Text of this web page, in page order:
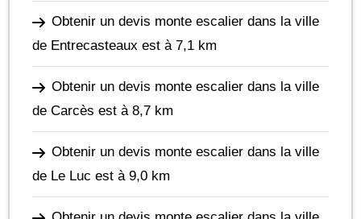
Obtenir un devis monte escalier dans la ville
de Entrecasteaux est à 7,1 km
Obtenir un devis monte escalier dans la ville
de Carcès est à 8,7 km
Obtenir un devis monte escalier dans la ville
de Le Luc est à 9,0 km